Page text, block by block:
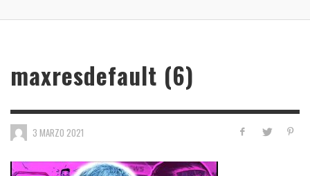
maxresdefault (6)
3 MARZO 2021